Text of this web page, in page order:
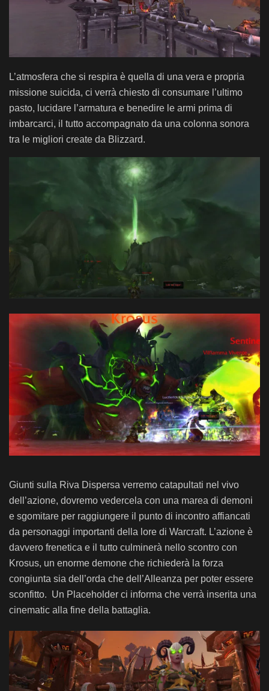
L’atmosfera che si respira è quella di una vera e propria
missione suicida, ci verrà chiesto di consumare l’ultimo
pasto, lucidare l’armatura e benedire le armi prima di
imbarcarci, il tutto accompagnato da una colonna sonora
tra le migliori create da Blizzard.
Giunti sulla Riva Dispersa verremo catapultati nel vivo
dell’azione, dovremo vedercela con una marea di demoni
e sgomitare per raggiungere il punto di incontro affiancati
da personaggi importanti della lore di Warcraft. L’azione è
davvero frenetica e il tutto culminerà nello scontro con
Krosus, un enorme demone che richiederà la forza
congiunta sia dell’orda che dell’Alleanza per poter essere
sconfitto. Un Placeholder ci informa che verrà inserita una
cinematic alla fine della battaglia.